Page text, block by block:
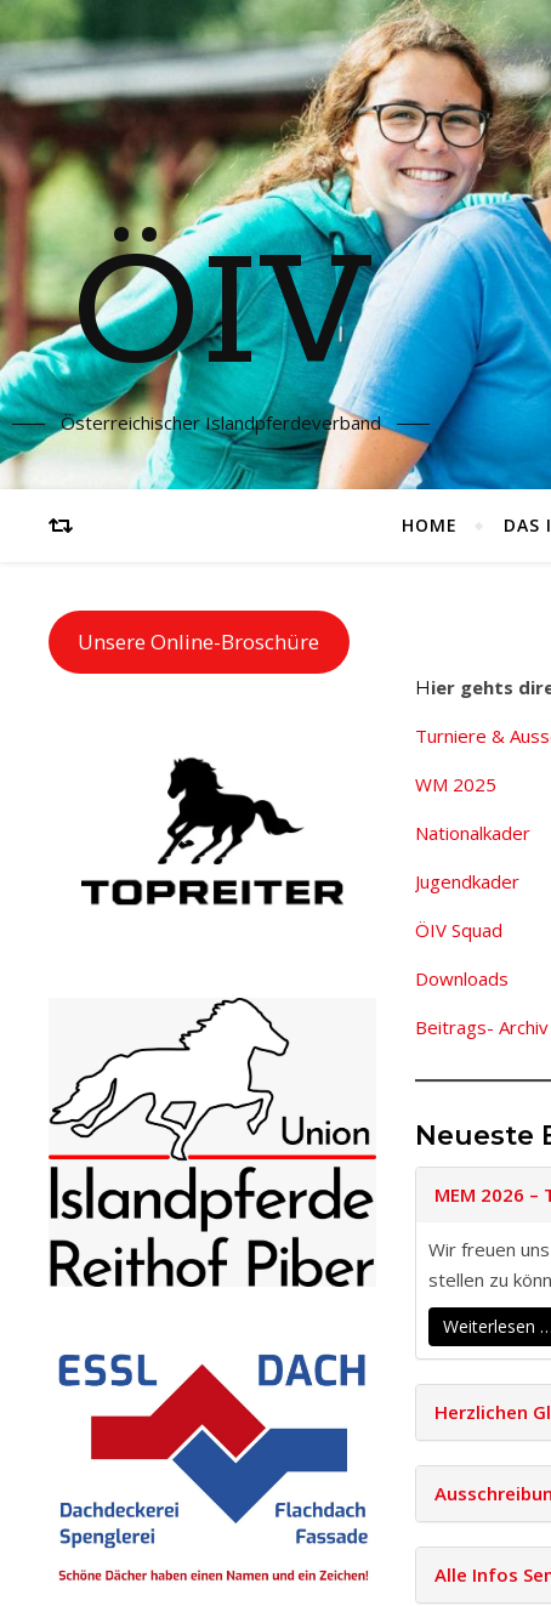
ÖIV
Österreichischer Islandpferdeverband
HOME DAS
Unsere Online-Broschüre
Hier gehts
Turniere &
WM 2025
Nationalkader
Jugendkader
ÖIV Squad
Downloads
Beitrags- Archiv
Neueste
MEM 2026 –
Wir freuen
stellen zu
Weiterlesen …
Herzlichen
Alle Infos